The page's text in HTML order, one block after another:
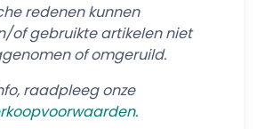
redenen kunnen
of gebruikte artikelen niet
of omgeruild.
raadpleeg onze
pvoorwaarden.